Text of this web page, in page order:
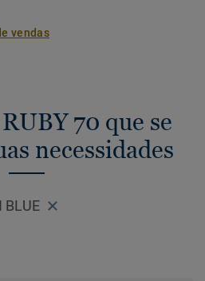
vendas
70 que se
necessidades
BLUE